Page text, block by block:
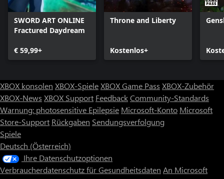
SWORD ART ONLINE
Fractured Daydream
€ 59,99+
Throne and Liberty
Kostenlos+
XBOX konsolen XBOX-SpieleXBOX Game Pass XBOX-Zubehör
XBOX-News XBOX Support FeedbackCommunity-Standards
Warnung: photosensitive Epilepsie Microsoft-Konto Microsoft
Store-Support Rückgaben Sendungsverfolgung
Spiele
Deutsch (Österreich)
Ihre Datenschutzoptionen
Verbraucherdatenschutz für Gesundheitsdaten An Microsoft